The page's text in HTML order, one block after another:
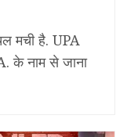
मची है. UPA
के नाम से जाना